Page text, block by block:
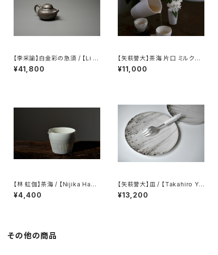
【李采諭】白金彩の急須 / 【Li C
aiyu】Platinum Decoration t
eapot
¥41,800
【矢萩誉大】茶海 片口 ミルクピ
ッチャー / 【Takahiro Yahagi】
Fair cup Katakuchi Milk pit
¥11,000
【林 虹伽】茶海 / 【Nijika Haya
shi 】tea pitcher
¥4,400
【矢萩誉大】皿 / 【Takahiro Ya
hagi】plate
¥13,200
その他の商品